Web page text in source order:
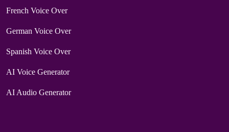
French Voice Over
German Voice Over
Spanish Voice Over
AI Voice Generator
AI Audio Generator